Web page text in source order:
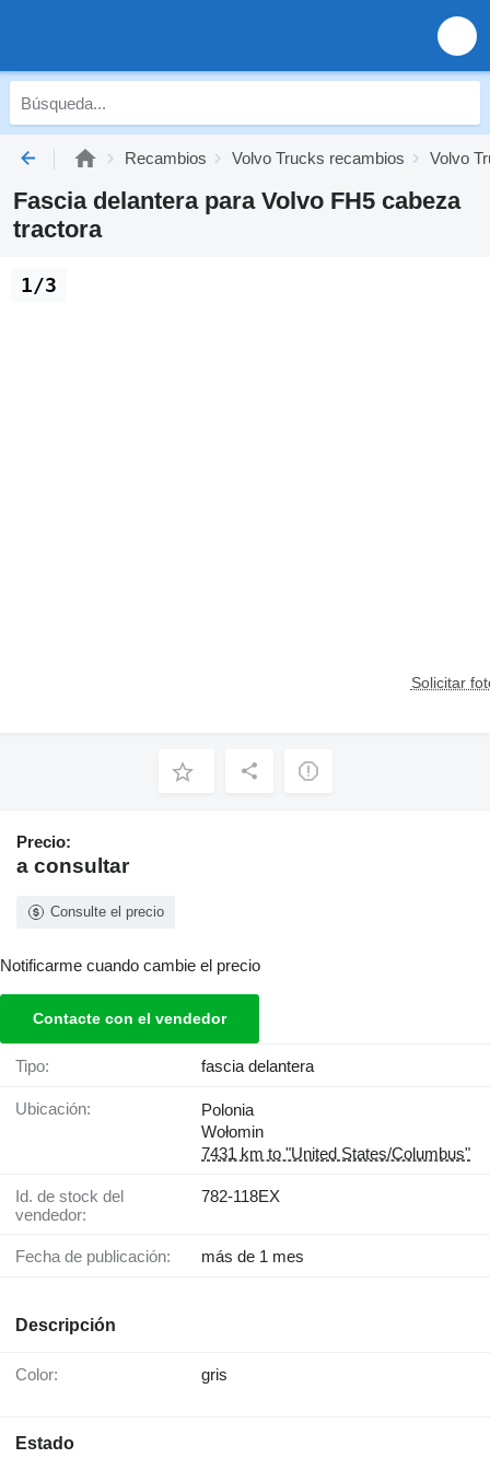
Recambios Volvo Trucks recambios Volvo
Fascia delantera para Volvo FH5 cabeza
tractora
Solicitar
1/3
Precio:
a consultar
Consulte el precio
Notificarme cuando cambie el precio
Contacte con el vendedor
Tipo: fascia delantera
Ubicación:
Polonia
Wołomin
7431 km to "United States/Columbus"
Id. de stock del
vendedor:
782-118EX
Fecha de publicación: más de 1 mes
Descripción
Color: gris
Estado